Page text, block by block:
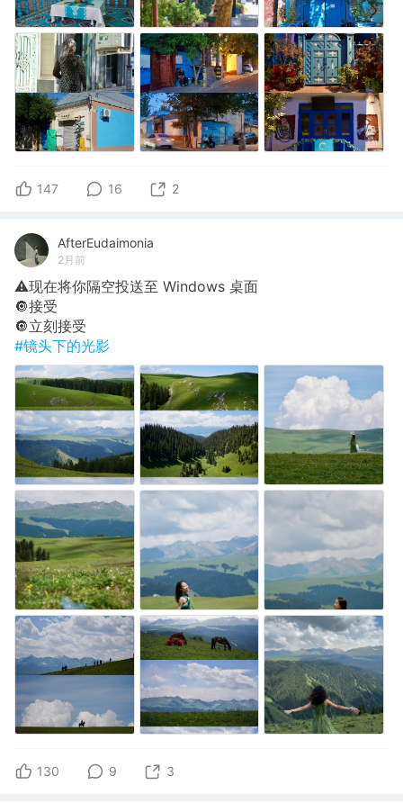
147 16 2
AfterEudaimonia
2月前
⚠️现在将你隔空投送至 Windows 桌面
🔘接受
🔘立刻接受
#镜头下的光影
130 9 3